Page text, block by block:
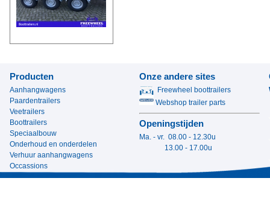
Producten
Aanhangwagens
Paardentrailers
Veetrailers
Boottrailers
Speciaalbouw
Onderhoud en onderdelen
Verhuur aanhangwagens
Occassions
Onze andere sites
Freewheel boottrailers
Webshop trailer parts
Openingstijden
Ma. - vr. 08.00 - 12.30u
13.00 - 17.00u